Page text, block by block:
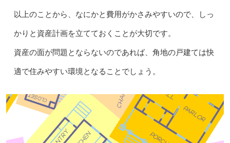
以上のことから、なにかと費用がかさみやすいので、しっ
かりと資産計画を立てておくことが大切です。
資産の面が問題とならないのであれば、角地の戸建ては快
適で住みやすい環境となることでしょう。